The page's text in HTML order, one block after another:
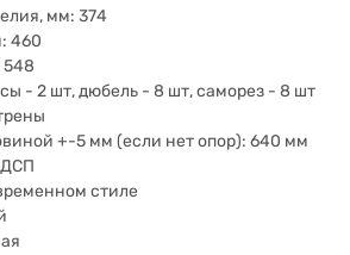
мм: 374
460
548
- 2 шт, дюбель - 8 шт, саморез - 8 шт
+-5 мм (если нет опор): 640 мм
стиле